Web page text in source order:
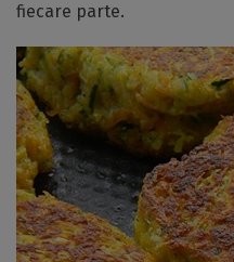
fiecare parte.